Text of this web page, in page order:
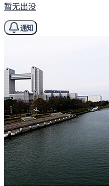
暂无出没
通知